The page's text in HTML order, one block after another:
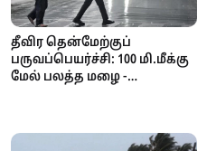
தீவிர தென்மேற்குப்
பருவப்பெயர்ச்சி: 100 மி.மீக்கு
மேல் பலத்த மழை -